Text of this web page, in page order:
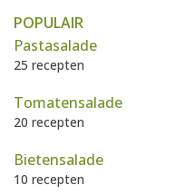
POPULAIR
Pastasalade
25 recepten
Tomatensalade
20 recepten
Bietensalade
10 recepten